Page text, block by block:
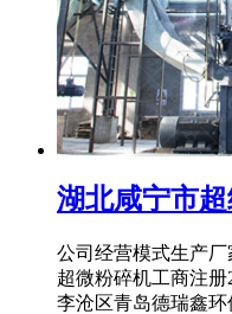
湖北咸宁市
公司经营模式生产
超微粉碎机工商注册
李沧区青岛德瑞鑫